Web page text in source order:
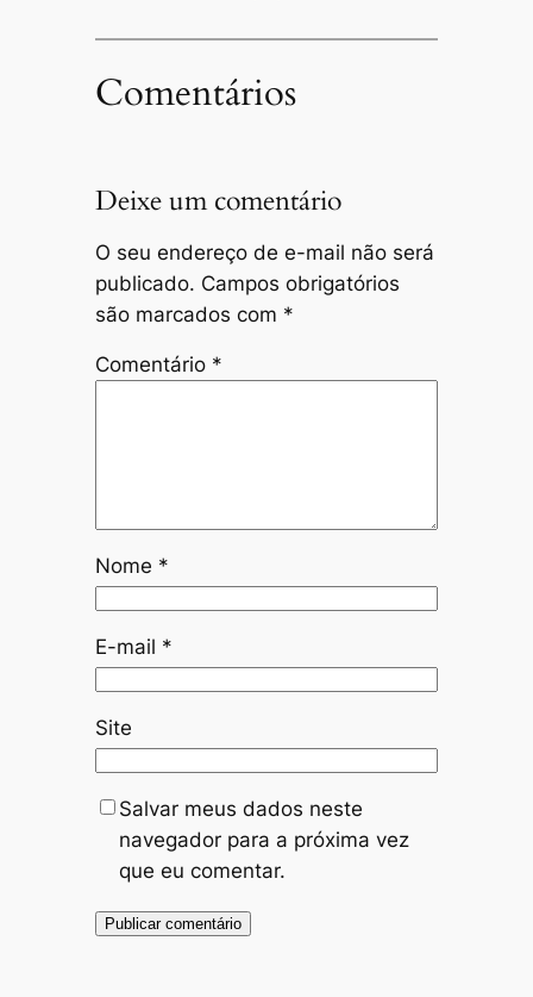
Comentários
Deixe um comentário
O seu endereço de e-mail não será
publicado. Campos obrigatórios
são marcados com *
Comentário *
Nome *
E-mail *
Site
Salvar meus dados neste
navegador para a próxima vez
que eu comentar.